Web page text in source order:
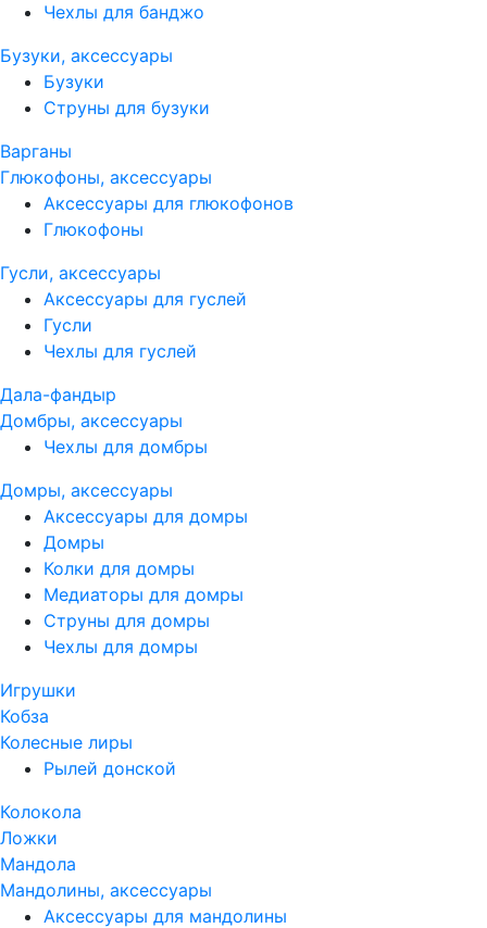
Чехлы для банджо
Бузуки, аксессуары
Бузуки
Струны для бузуки
Варганы
Глюкофоны, аксессуары
Аксессуары для глюкофонов
Глюкофоны
Гусли, аксессуары
Аксессуары для гуслей
Гусли
Чехлы для гуслей
Дала-фандыр
Домбры, аксессуары
Чехлы для домбры
Домры, аксессуары
Аксессуары для домры
Домры
Колки для домры
Медиаторы для домры
Струны для домры
Чехлы для домры
Игрушки
Кобза
Колесные лиры
Рылей донской
Колокола
Ложки
Мандола
Мандолины, аксессуары
Аксессуары для мандолины